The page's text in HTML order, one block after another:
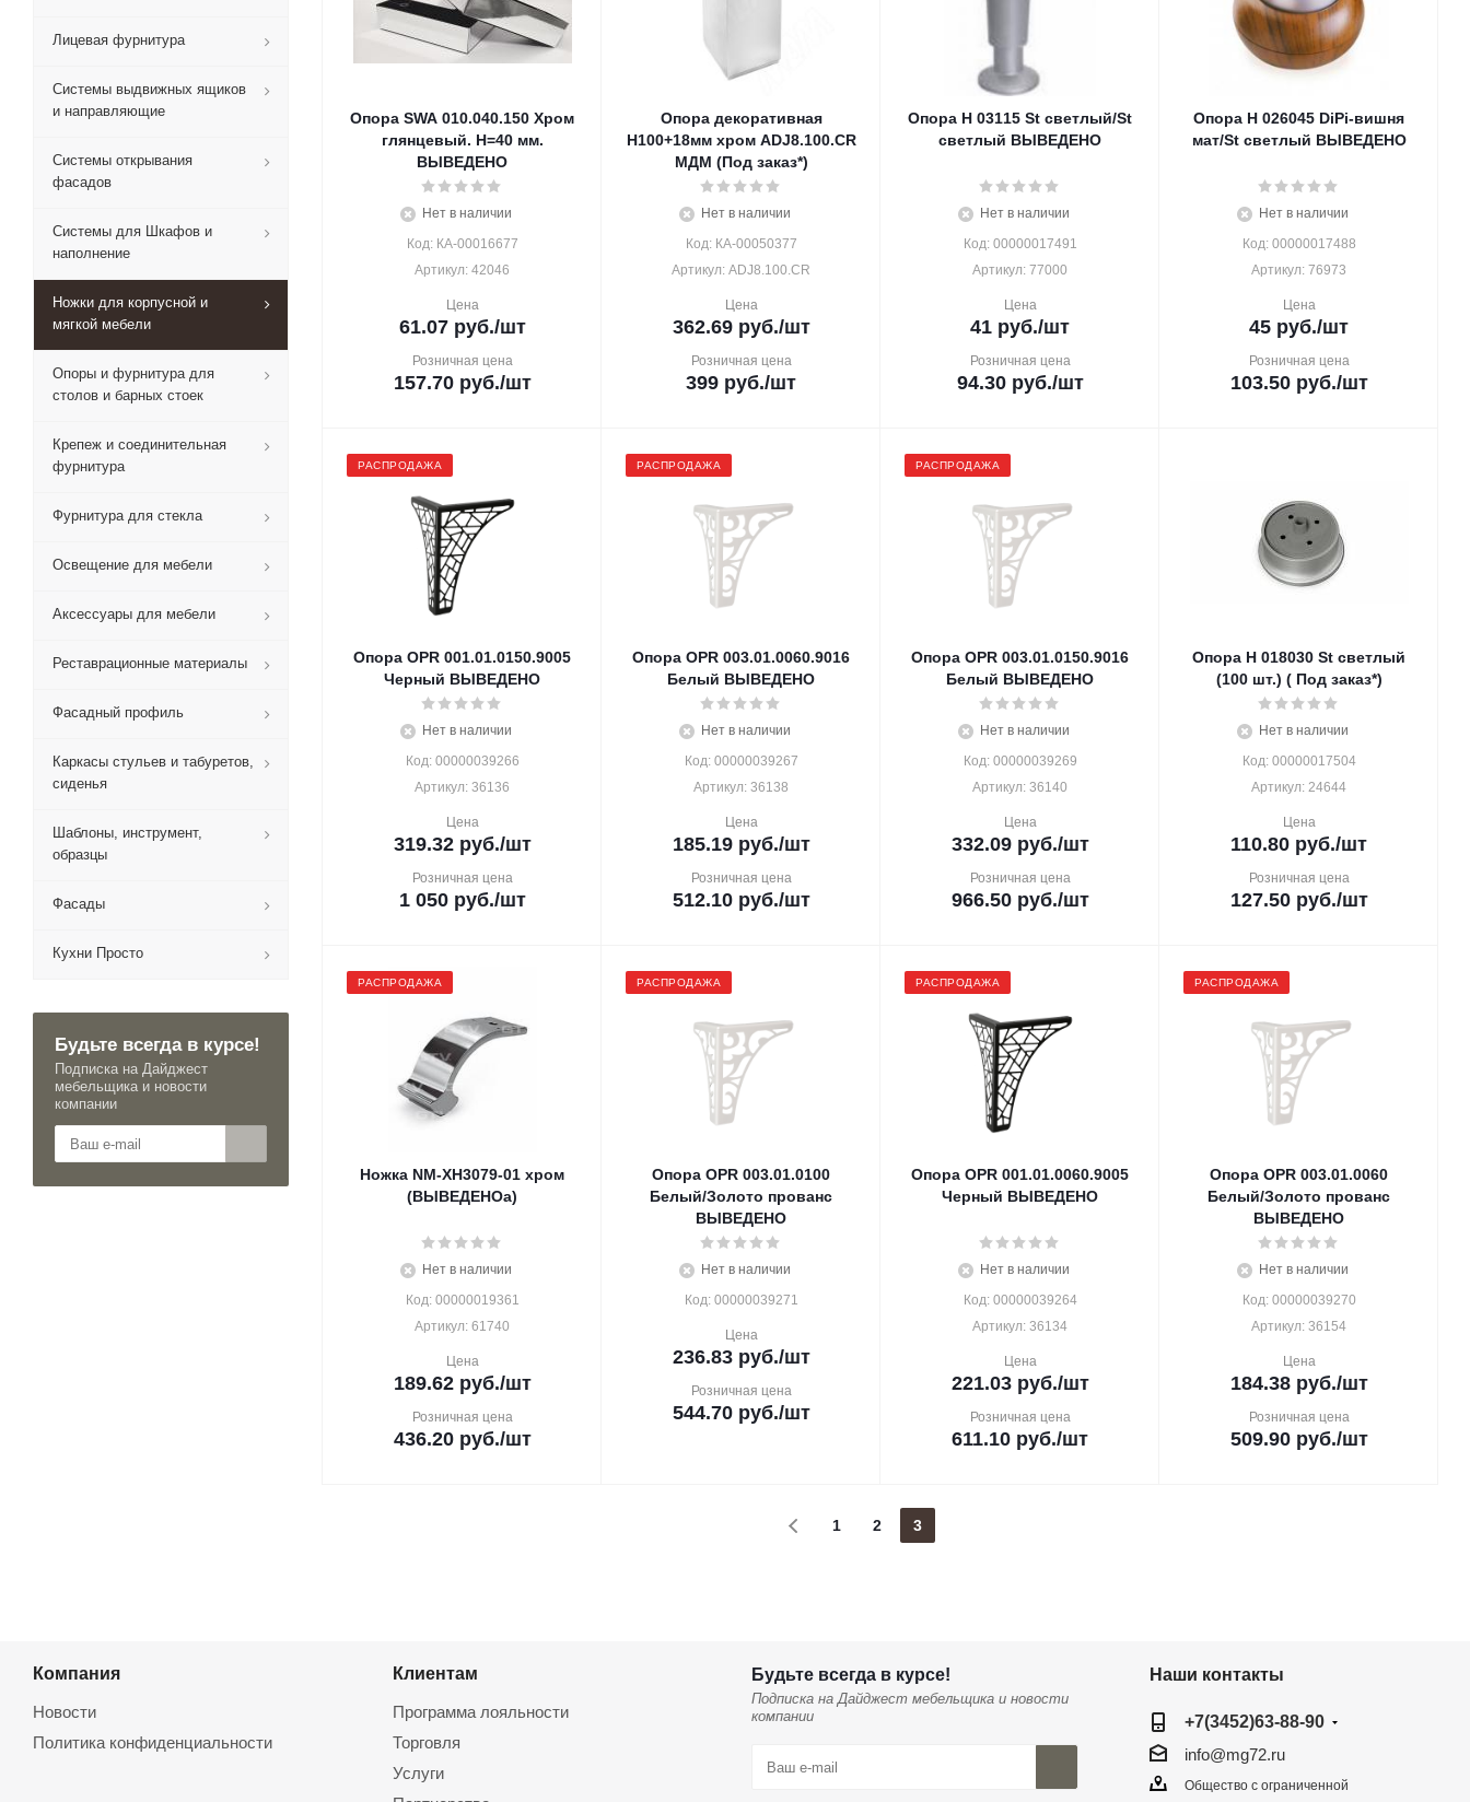
Опора SWA 010.040.150 Хром
глянцевый. Н=40 мм.
ВЫВЕДЕНО
Нет в наличии
Код: КА-00016677
Артикул: 42046
Цена
61.07руб./шт
Розничная цена
157.70руб./шт
Опора декоративная
Н100+18мм хром ADJ8.100.CR
МДМ (Под заказ*)
Нет в наличии
Код: КА-00050377
Артикул: ADJ8.100.CR
Цена
362.69руб./шт
Розничная цена
399 руб./шт
Опора H 03115 St светлый/St
светлый ВЫВЕДЕНО
Нет в наличии
Код: 00000017491
Артикул: 77000
Цена
41 руб./шт
Розничная цена
94.30руб./шт
Опора H 026045 DiPi-вишня
мат/St светлый ВЫВЕДЕНО
Нет в наличии
Код: 00000017488
Артикул: 76973
Цена
45 руб./шт
Розничная цена
103.50руб./шт
РАСПРОДАЖА
Опора OPR 001.01.0150.9005
Черный ВЫВЕДЕНО
Нет в наличии
Код: 00000039266
Артикул: 36136
Цена
319.32руб./шт
Розничная цена
1 050руб./шт
РАСПРОДАЖА
Опора OPR 003.01.0060.9016
Белый ВЫВЕДЕНО
Нет в наличии
Код: 00000039267
Артикул: 36138
Цена
185.19руб./шт
Розничная цена
512.10руб./шт
РАСПРОДАЖА
Опора OPR 003.01.0150.9016
Белый ВЫВЕДЕНО
Нет в наличии
Код: 00000039269
Артикул: 36140
Цена
332.09руб./шт
Розничная цена
966.50руб./шт
Опора H 018030 St светлый
(100 шт.) ( Под заказ*)
Нет в наличии
Код: 00000017504
Артикул: 24644
Цена
110.80 руб./шт
Розничная цена
127.50руб./шт
РАСПРОДАЖА
Ножка NM-XH3079-01 хром
(ВЫВЕДЕНОа)
Нет в наличии
Код: 00000019361
Артикул: 61740
Цена
189.62руб./шт
Розничная цена
436.20руб./шт
РАСПРОДАЖА
Опора OPR 003.01.0100
Белый/Золото прованс
ВЫВЕДЕНО
Нет в наличии
Код: 00000039271
Цена
236.83руб./шт
Розничная цена
544.70руб./шт
РАСПРОДАЖА
Опора OPR 001.01.0060.9005
Черный ВЫВЕДЕНО
Нет в наличии
Код: 00000039264
Артикул: 36134
Цена
221.03руб./шт
Розничная цена
611.10 руб./шт
РАСПРОДАЖА
Опора OPR 003.01.0060
Белый/Золото прованс
ВЫВЕДЕНО
Нет в наличии
Код: 00000039270
Артикул: 36154
Цена
184.38руб./шт
Розничная цена
509.90руб./шт
1 2 3
Лицевая фурнитура
Системы выдвижных ящиков
и направляющие
Системы открывания
фасадов
Системы для Шкафов и
наполнение
Ножки для корпусной и
мягкой мебели
Опоры и фурнитура для
столов и барных стоек
Крепеж и соединительная
фурнитура
Фурнитура для стекла
Освещение для мебели
Аксессуары для мебели
Реставрационные материалы
Фасадный профиль
Каркасы стульев и табуретов,
сиденья
Шаблоны, инструмент,
образцы
Фасады
Кухни Просто
Будьте всегда в курсе!
Подписка на Дайджест
мебельщика и новости
компании
Компания
Новости
Политика конфиденциальности
Клиентам
Программа лояльности
Торговля
Услуги
Будьте всегда в курсе!
Подписка на Дайджест мебельщика и новости
компании
Наши контакты
+7(3452)63-88-90
info@mg72.ru
Общество с ограниченной